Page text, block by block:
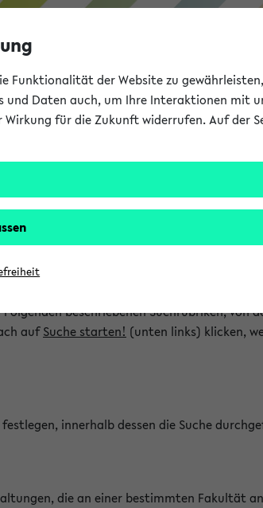
Kriterien durchsuchen und so gezielt die
beschriebenen Suchrubriken, von
aufSuche starten! (unten links) klicken,
innerhalb dessen die Suche
die an einer bestimmten Fakultät
Funktionalität der Website zu
und Daten auch, um Ihre Interaktionen mit
für die Zukunft widerrufen. Auf der